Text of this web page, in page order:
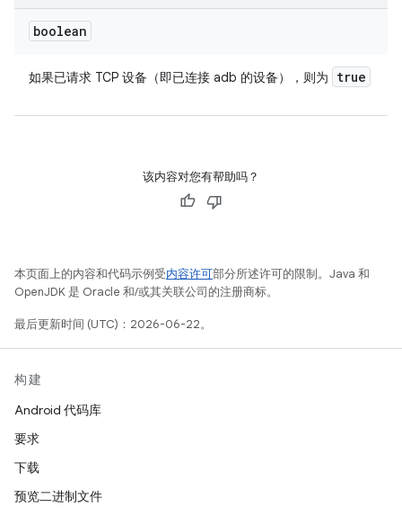
boolean
如果已请求 TCP 设备（即已连接 adb 的设备），则为 true
该内容对您有帮助吗？
本页面上的内容和代码示例受内容许可部分所述许可的限制。Java 和
OpenJDK 是 Oracle 和/或其关联公司的注册商标。
最后更新时间 (UTC)：2026-06-22。
构建
Android 代码库
要求
下载
预览二进制文件